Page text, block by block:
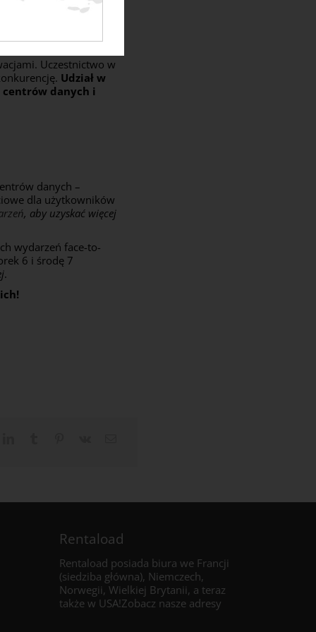
Uczestnictwo w
Udział w
centrów danych i
danych –
dla użytkowników
, aby uzyskać więcej
wydarzeń face-to-
6 i środę 7
.
Rentaload
Rentaload posiada biura we Francji
(siedziba główna), Niemczech,
Norwegii, Wielkiej Brytanii, a teraz
takżew USA!Zobacz nasze adresy